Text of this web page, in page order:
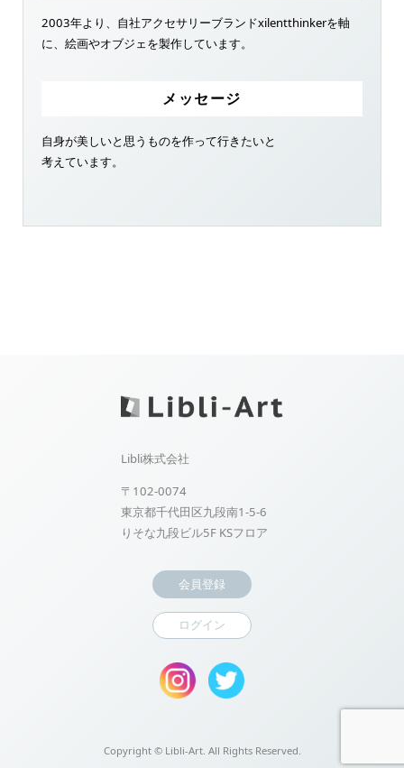
2003年より、自社アクセサリーブランドxilentthinkerを軸
に、絵画やオブジェを製作しています。
メッセージ
自身が美しいと思うものを作って行きたいと
考えています。
Libli株式会社
〒102-0074
東京都千代田区九段南1-5-6
りそな九段ビル5F KSフロア
会員登録
ログイン
Copyright ©Libli-Art. All Rights Reserved.